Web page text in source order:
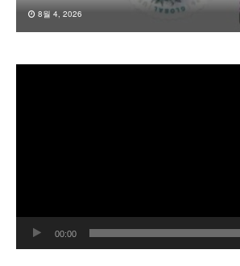
8월 4, 2026
00:00